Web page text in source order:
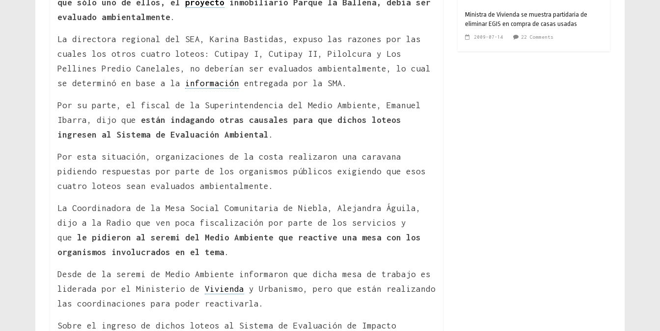
que sólo uno de ellos, el proyecto inmobiliario Parque la Ballena, debía ser
evaluado ambientalmente .
La directora regional del SEA, Karina Bastidas, expuso las razones por las
cuales los otros cuatro loteos: Cutipay I, Cutipay II, Pilolcura y Los
Pellines Predio Canelales, no deberían ser evaluados ambientalmente, lo cual
se determinó en base a la información entregada por la SMA.
Por su parte, el fiscal de la Superintendencia del Medio Ambiente, Emanuel
Ibarra, dijo que están indagando otras causales para que dichos loteos
ingresen al Sistema de Evaluación Ambiental .
Por esta situación, organizaciones de la costa realizaron una caravana
pidiendo respuestas por parte de los organismos públicos exigiendo que esos
cuatro loteos sean evaluados ambientalmente.
La Coordinadora de la Mesa Social Comunitaria de Niebla, Alejandra Águila,
dijo a la Radio que ven poca fiscalización por parte de los servicios y
que le pidieron al seremi del Medio Ambiente que reactive una mesa con los
organismos involucrados en el tema .
Desde de la seremi de Medio Ambiente informaron que dicha mesa de trabajo es
liderada por el Ministerio de Vivienda y Urbanismo, pero que están realizando
las coordinaciones para poder reactivarla.
Sobre el ingreso de dichos loteos al Sistema de Evaluación de Impacto
Ministra de Vivienda se muestra partidaria de
eliminar EGIS en compra de casas usadas
2009-07-14 22 Comments